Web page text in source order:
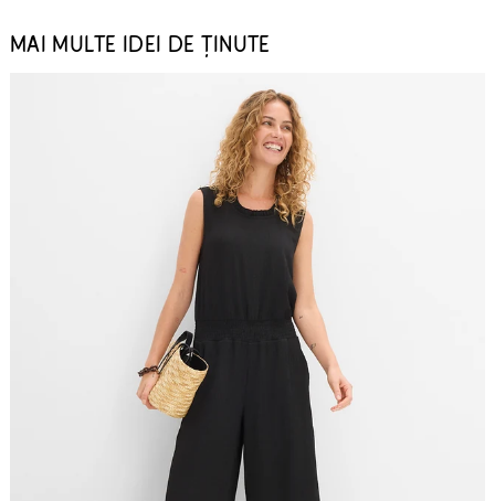
MAI MULTE IDEI DE ȚINUTE